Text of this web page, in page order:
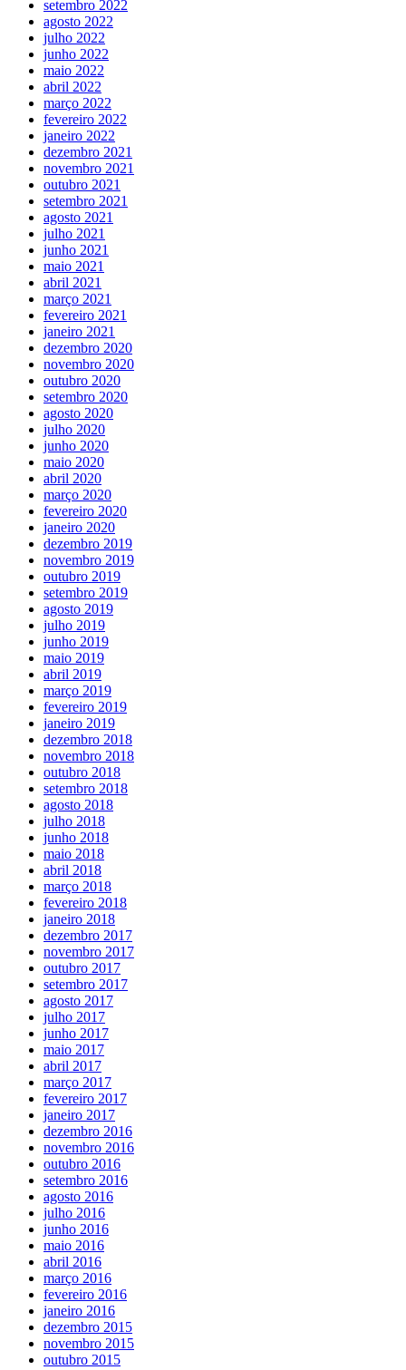
siteler
setembro 2022
agosto 2022
julho 2022
junho 2022
maio 2022
abril 2022
março 2022
fevereiro 2022
janeiro 2022
dezembro 2021
novembro 2021
outubro 2021
setembro 2021
agosto 2021
julho 2021
junho 2021
maio 2021
abril 2021
março 2021
fevereiro 2021
janeiro 2021
dezembro 2020
novembro 2020
outubro 2020
setembro 2020
agosto 2020
julho 2020
junho 2020
maio 2020
abril 2020
março 2020
fevereiro 2020
janeiro 2020
dezembro 2019
novembro 2019
outubro 2019
setembro 2019
agosto 2019
julho 2019
junho 2019
maio 2019
abril 2019
março 2019
fevereiro 2019
janeiro 2019
dezembro 2018
novembro 2018
outubro 2018
setembro 2018
agosto 2018
julho 2018
junho 2018
maio 2018
abril 2018
março 2018
fevereiro 2018
janeiro 2018
dezembro 2017
novembro 2017
outubro 2017
setembro 2017
agosto 2017
julho 2017
junho 2017
maio 2017
abril 2017
março 2017
fevereiro 2017
janeiro 2017
dezembro 2016
novembro 2016
outubro 2016
setembro 2016
agosto 2016
julho 2016
junho 2016
maio 2016
abril 2016
março 2016
fevereiro 2016
janeiro 2016
dezembro 2015
novembro 2015
outubro 2015